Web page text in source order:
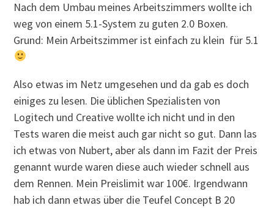
Nach dem Umbau meines Arbeitszimmers wollte ich
weg von einem 5.1-System zu guten 2.0 Boxen.
Grund: Mein Arbeitszimmer ist einfach zu klein für 5.1
Also etwas im Netz umgesehen und da gab es doch
einiges zu lesen. Die üblichen Spezialisten von
Logitech und Creative wollte ich nicht und in den
Tests waren die meist auch gar nicht so gut. Dann las
ich etwas von Nubert, aber als dann im Fazit der Preis
genannt wurde waren diese auch wieder schnell aus
dem Rennen. Mein Preislimit war 100€. Irgendwann
hab ich dann etwas über die Teufel Concept B 20